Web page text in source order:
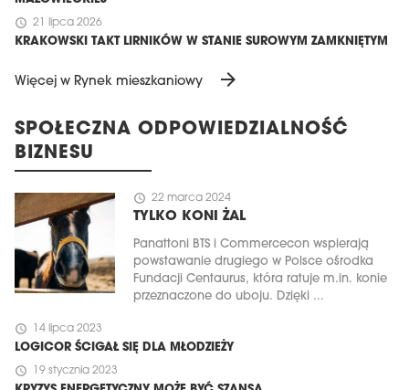
schedule 21 lipca 2026
KRAKOWSKI TAKT LIRNIKÓW W STANIE SUROWYM ZAMKNIĘTYM
Więcej w Rynek mieszkaniowy arrow_forward
SPOŁECZNA ODPOWIEDZIALNOŚĆ
BIZNESU
schedule 22 marca 2024
TYLKO KONI ŻAL
Panattoni BTS i Commercecon wspierają
powstawanie drugiego w Polsce ośrodka
Fundacji Centaurus, która ratuje m.in. konie
przeznaczone do uboju. Dzięki ...
schedule 14 lipca 2023
LOGICOR ŚCIGAŁ SIĘ DLA MŁODZIEŻY
schedule 19 stycznia 2023